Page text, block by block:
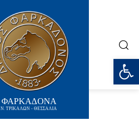
ΦΑΡΚΑΔΟΝΑ
Ν. ΤΡΙΚΑΛΩΝ - ΘΕΣΣΑΛΙΑ